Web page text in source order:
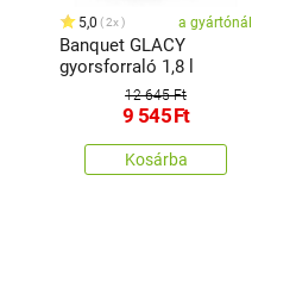
5,0 2x a gyártónál
Banquet GLACY
gyorsforraló 1,8 l
12 645 Ft
9 545Ft
Kosárba